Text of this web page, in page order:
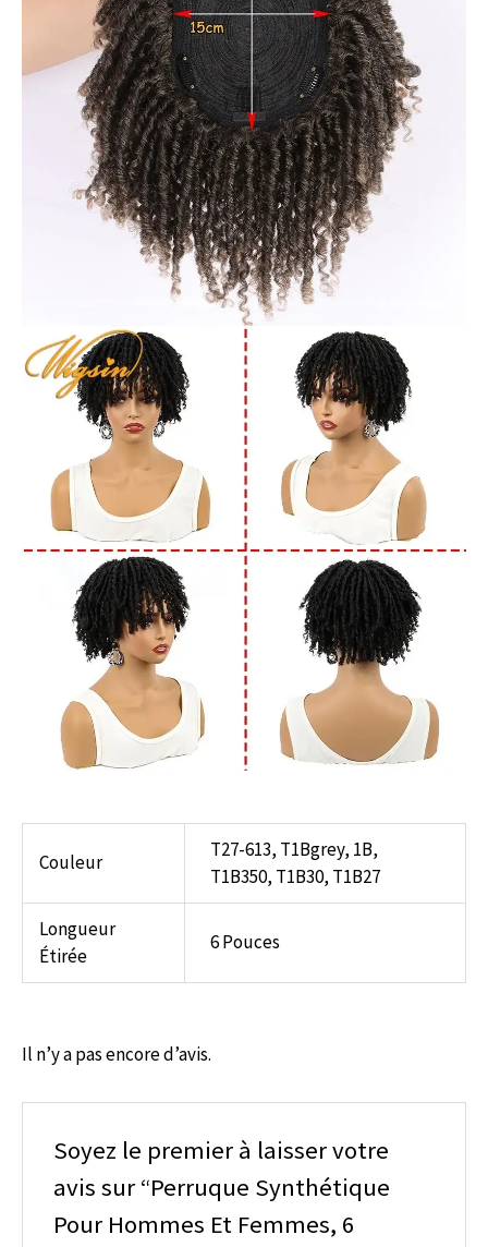
Couleur
T27-613, T1Bgrey, 1B,
T1B350, T1B30, T1B27
Longueur
Étirée
6 Pouces
Il n’y a pas encore d’avis.
Soyez le premier à laisser votre
avis sur “Perruque Synthétique
Pour Hommes Et Femmes, 6